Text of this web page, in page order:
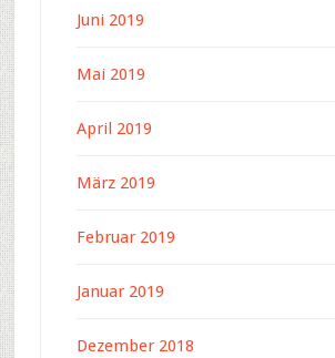
Juni 2019
Mai 2019
April 2019
März 2019
Februar 2019
Januar 2019
Dezember 2018